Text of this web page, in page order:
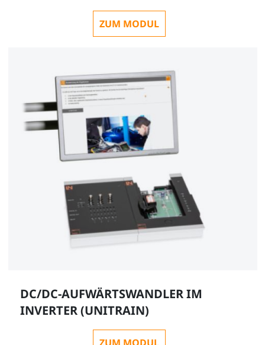
ZUM MODUL
DC/DC-AUFWÄRTSWANDLER IM
INVERTER (UNITRAIN)